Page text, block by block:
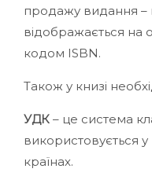
продажу видання –
відображається на
кодом ISBN.
Також у книзі
УДК – це система
використовується у
країнах.